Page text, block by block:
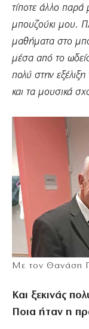
τίποτε άλλο
μπουζούκι μου.
μαθήματα στο
μέσα από το
πολύ στην
και τα μουσικά
Mε τον Θανάση
Και ξεκινάς
Ποια ήταν η